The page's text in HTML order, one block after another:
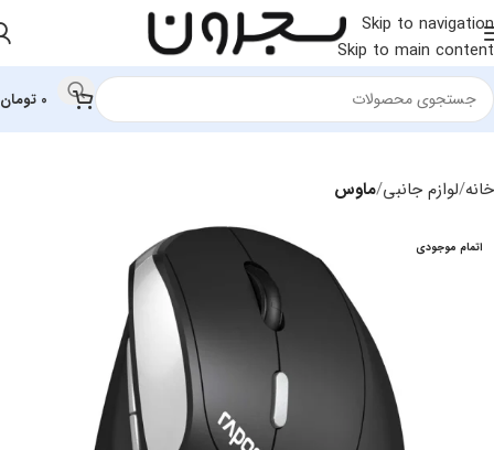
Skip to navigation
Skip to main content
0 تومان
خانه لوازم جانبی ماوس
اتمام موجودی